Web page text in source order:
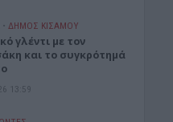
• ΔΉΜΟΣ ΚΙΣΆΜΟΥ
γλέντι με τον
και το συγκρότημά
13:59